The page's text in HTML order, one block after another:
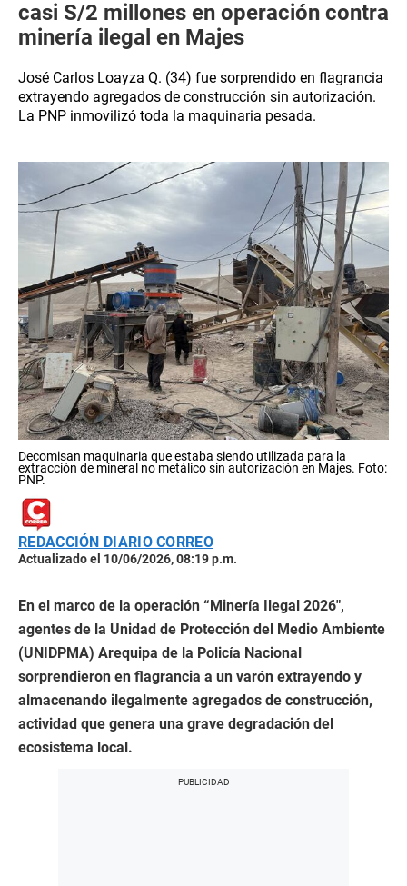
casi S/2 millones en operación contra
minería ilegal en Majes
José Carlos Loayza Q. (34) fue sorprendido en flagrancia
extrayendo agregados de construcción sin autorización.
La PNP inmovilizó toda la maquinaria pesada.
Decomisan maquinaria que estaba siendo utilizada para la
extracción de mineral no metálico sin autorización en Majes. Foto:
PNP.
REDACCIÓN DIARIO CORREO
Actualizado el 10/06/2026, 08:19 p.m.
En el marco de la operación “Minería Ilegal 2026″,
agentes de la Unidad de Protección del Medio Ambiente
(UNIDPMA) Arequipa de la Policía Nacional
sorprendieron en flagrancia a un varón extrayendo y
almacenando ilegalmente agregados de construcción,
actividad que genera una grave degradación del
ecosistema local.